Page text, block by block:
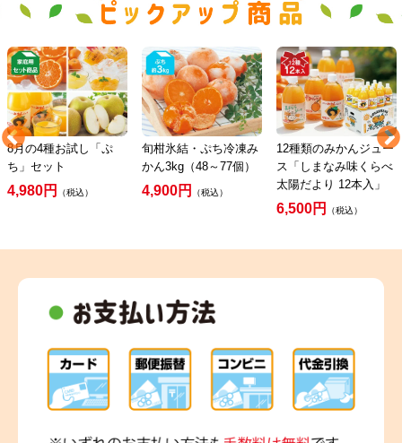
8月の4種お試し「ぷ
ち」セット
4,980円 （税込）
旬柑氷結・ぷち冷凍み
かん3kg（48～77個）
4,900円 （税込）
12種類のみかんジュー
ス「しまなみ味くらべ
太陽だより 12本入」
6,500円 （税込）